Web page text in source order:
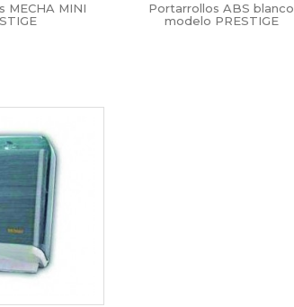
MECHA MINI
Portarrollos ABS blanco
modelo PRESTIGE